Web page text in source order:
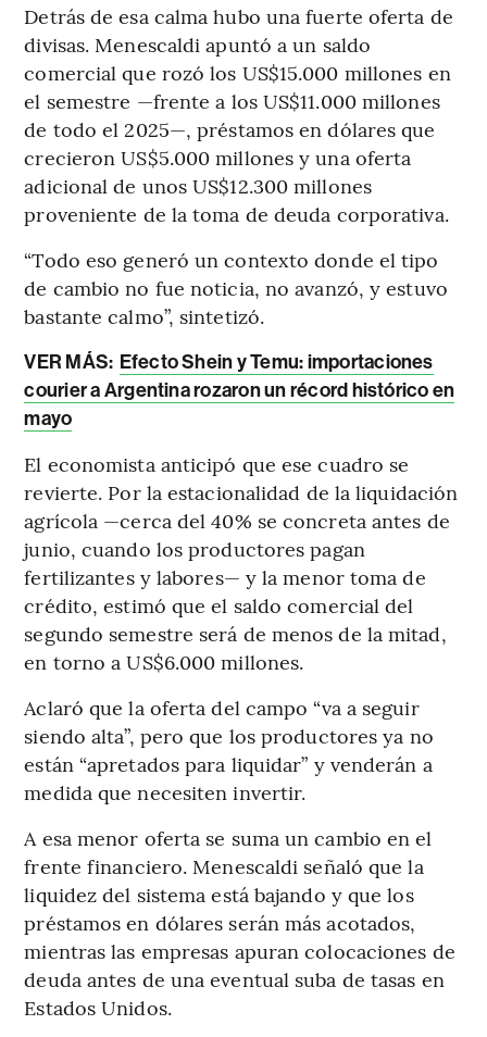
Detrás de esa calma hubo una fuerte oferta de
divisas. Menescaldi apuntó a un saldo
comercial que rozó los US$15.000 millones en
el semestre —frente a los US$11.000 millones
de todo el 2025—, préstamos en dólares que
crecieron US$5.000 millones y una oferta
adicional de unos US$12.300 millones
proveniente de la toma de deuda corporativa.
“Todo eso generó un contexto donde el tipo
de cambio no fue noticia, no avanzó, y estuvo
bastante calmo”, sintetizó.
VER MÁS: Efecto Shein y Temu: importaciones
courier a Argentina rozaron un récord histórico en
mayo
El economista anticipó que ese cuadro se
revierte. Por la estacionalidad de la liquidación
agrícola —cerca del 40% se concreta antes de
junio, cuando los productores pagan
fertilizantes y labores— y la menor toma de
crédito, estimó que el saldo comercial del
segundo semestre será de menos de la mitad,
en torno a US$6.000 millones.
Aclaró que la oferta del campo “va a seguir
siendo alta”, pero que los productores ya no
están “apretados para liquidar” y venderán a
medida que necesiten invertir.
A esa menor oferta se suma un cambio en el
frente financiero. Menescaldi señaló que la
liquidez del sistema está bajando y que los
préstamos en dólares serán más acotados,
mientras las empresas apuran colocaciones de
deuda antes de una eventual suba de tasas en
Estados Unidos.